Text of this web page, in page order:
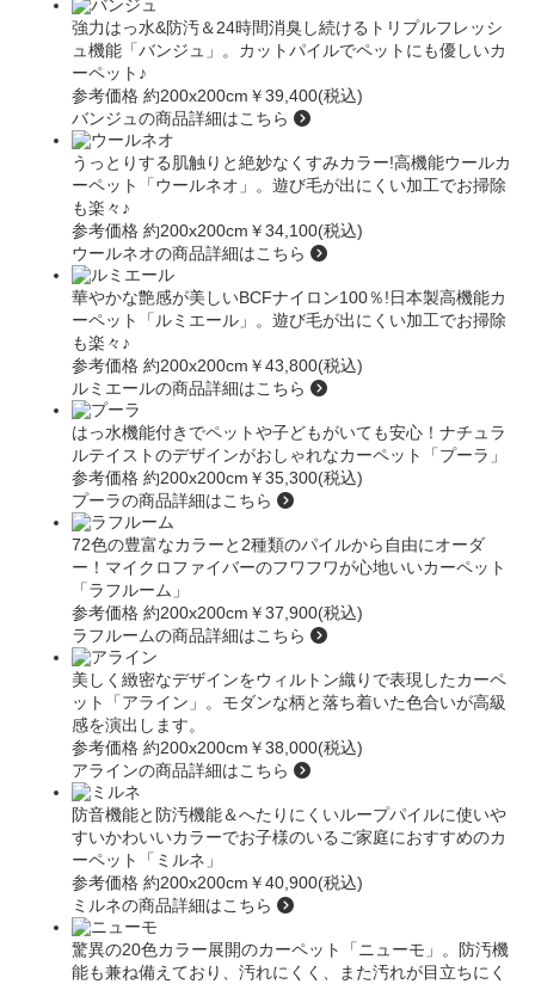
強力はっ水&防汚＆24時間消臭し続けるトリプルフレッシ
ュ機能 「バンジュ」
。カットパイルでペットにも優しいカ
ーペット♪
参考価格 約200x200cm ￥39,400(税込)
バンジュの商品詳細はこちら
うっとりする肌触りと絶妙なくすみカラー!高機能ウールカ
ーペット
「ウールネオ」
。遊び毛が出にくい加工でお掃除
も楽々♪
参考価格 約200x200cm ￥34,100(税込)
ウールネオの商品詳細はこちら
華やかな艶感が美しいBCFナイロン100％!日本製高機能カ
ーペット
「ルミエール」
。遊び毛が出にくい加工でお掃除
も楽々♪
参考価格 約200x200cm ￥43,800(税込)
ルミエールの商品詳細はこちら
はっ水機能付きでペットや子どもがいても安心！ナチュラ
ルテイストのデザインがおしゃれなカーペット
「プーラ」
参考価格 約200x200cm ￥35,300(税込)
プーラの商品詳細はこちら
72色の豊富なカラーと2種類のパイルから自由にオーダ
ー！マイクロファイバーのフワフワが心地いいカーペット
「ラフルーム」
参考価格 約200x200cm ￥37,900(税込)
ラフルームの商品詳細はこちら
美しく緻密なデザインをウィルトン織りで表現したカーペ
ット
「アライン」
。モダンな柄と落ち着いた色合いが高級
感を演出します。
参考価格 約200x200cm ￥38,000(税込)
アラインの商品詳細はこちら
防音機能と防汚機能＆へたりにくいループパイルに使いや
すいかわいいカラーでお子様のいるご家庭におすすめのカ
ーペット
「ミルネ」
参考価格 約200x200cm ￥40,900(税込)
ミルネの商品詳細はこちら
驚異の20色カラー展開のカーペット 「ニューモ」
。防汚機
能も兼ね備えており、汚れにくく、また汚れが目立ちにく